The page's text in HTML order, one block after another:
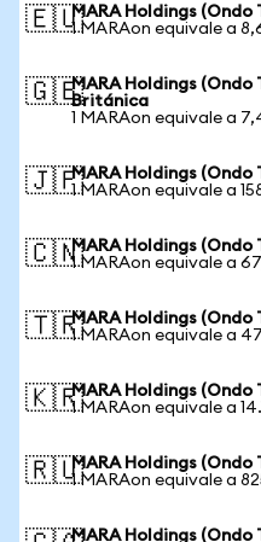
🇪🇺MARA Holdings (Ondo
1 MARAon equivale a
🇬🇧MARA Holdings
Británica
1 MARAon equivale a
🇯🇵MARA Holdings (Ondo
1 MARAon equivale a
🇨🇳MARA Holdings (Ondo
1 MARAon equivale a
🇹🇷MARA Holdings
1 MARAon equivale a
🇰🇷MARA Holdings (Ondo
1 MARAon equivale a
🇷🇺MARA Holdings
1 MARAon equivale a
MARA Holdings (Ondo